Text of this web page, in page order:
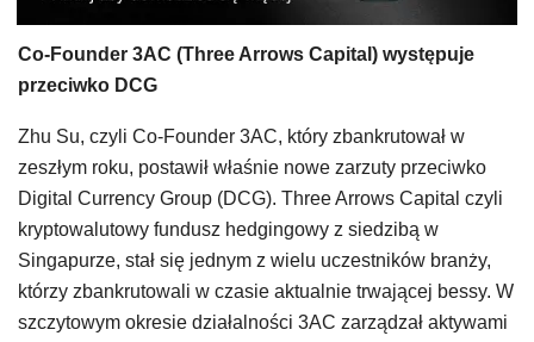
Co-Founder 3AC (Three Arrows Capital) występuje
przeciwko DCG
Zhu Su, czyli Co-Founder 3AC, który zbankrutował w
zeszłym roku, postawił właśnie nowe zarzuty przeciwko
Digital Currency Group (DCG). Three Arrows Capital czyli
kryptowalutowy fundusz hedgingowy z siedzibą w
Singapurze, stał się jednym z wielu uczestników branży,
którzy zbankrutowali w czasie aktualnie trwającej bessy. W
szczytowym okresie działalności 3AC zarządzał aktywami